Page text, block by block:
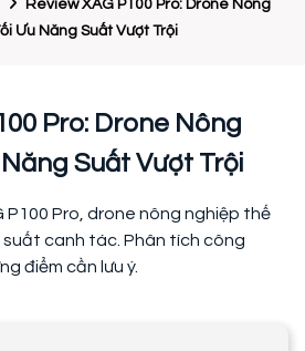
Review XAG P100 Pro: Drone Nông
Ưu Năng Suất Vượt Trội
Pro: Drone Nông
Suất Vượt Trội
P100 Pro, drone nông nghiệp thế
suất canh tác. Phân tích công
điểm cần lưu ý.